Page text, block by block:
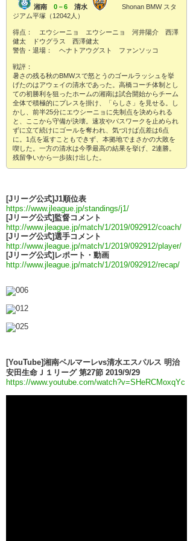
湘南 0－6 清水
Shonan BMW スタ
ジアム平塚（12042人）
得点： エウシーニョ エウシーニョ 河井陽介 西澤
健太 ドウグラス 西澤健太
警告・退場： ヘナトアウグスト ファンソッコ
戦評：
暑さの残る秋のBMWスで怒とうのゴールラッシュを挙
げたのはアウェイの清水であった。高橋コーチ体制とし
ての初勝利を狙ったホームの湘南は試合開始からチーム
全体で積極的にプレスを掛け、「らしさ」を見せる。し
かし、前半25分にエウシーニョに先制点を決められる
と、ここから守備が決壊。速攻やパスワークを止められ
ずに立て続けにゴールを奪われ、気づけば点差は6点
に。1点を返すこともできず、本拠地でまさかの大敗を
喫した。一方の清水は今季最高の結果を挙げ、2連勝。
残留争いから一歩抜け出した。
[Jリーグ公式]J1順位表
https://www.jleague.jp/standings/j1/
[Jリーグ公式]監督コメント
http://www.jleague.jp/match/1/2019/092912/coach/
[Jリーグ公式]選手コメント
http://www.jleague.jp/match/1/2019/092912/player/
[Jリーグ公式]レポート・動画
http://www.jleague.jp/match/1/2019/092912/recap/
[YouTube]湘南ベルマーレvs清水エスパルス 明治
安田生命Ｊ１リーグ 第27節 2019/9/29
https://www.youtube.com/watch?v=SHeRCMoxqYc